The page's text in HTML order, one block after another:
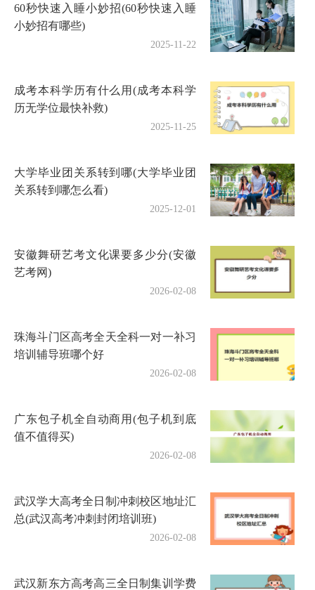
60秒快速入睡小妙招(60秒快速入睡
小妙招有哪些)
2025-11-22
成考本科学历有什么用(成考本科学
历无学位最快补救)
2025-11-25
大学毕业团关系转到哪(大学毕业团
关系转到哪怎么看)
2025-12-01
安徽舞研艺考文化课要多少分(安徽
艺考网)
2026-02-08
珠海斗门区高考全天全科一对一补习
培训辅导班哪个好
2026-02-08
广东包子机全自动商用(包子机到底
值不值得买)
2026-02-08
武汉学大高考全日制冲刺校区地址汇
总(武汉高考冲刺封闭培训班)
2026-02-08
武汉新东方高考高三全日制集训学费